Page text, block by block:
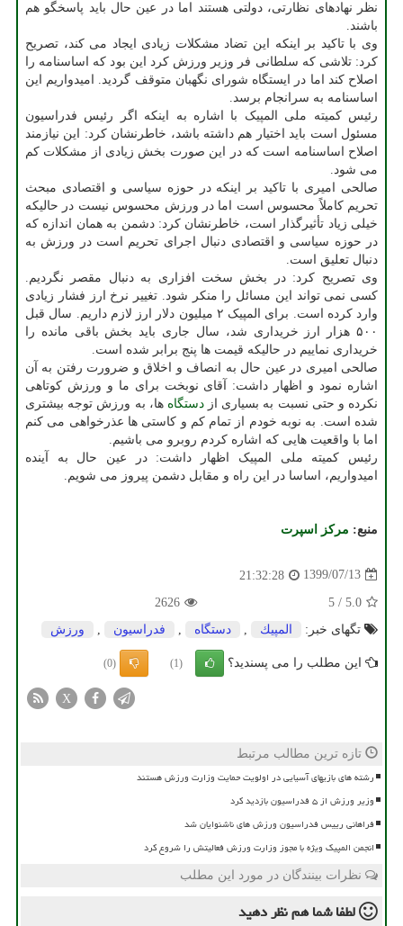
نظر نهادهای نظارتی، دولتی هستند اما در عین حال باید پاسخگو هم
باشند.
وی با تاکید بر اینکه این تضاد مشکلات زیادی ایجاد می کند، تصریح
کرد: تلاشی که سلطانی فر وزیر ورزش کرد این بود که اساسنامه را
اصلاح کند اما در ایستگاه شورای نگهبان متوقف گردید. امیدواریم این
اساسنامه به سرانجام برسد.
رئیس کمیته ملی المپیک با اشاره به اینکه اگر رئیس فدراسیون
مسئول است باید اختیار هم داشته باشد، خاطرنشان کرد: این نیازمند
اصلاح اساسنامه است که در این صورت بخش زیادی از مشکلات کم
می شود.
صالحی امیری با تاکید بر اینکه در حوزه سیاسی و اقتصادی مبحث
تحریم کاملاً محسوس است اما در ورزش محسوس نیست در حالیکه
خیلی زیاد تأثیرگذار است، خاطرنشان کرد: دشمن به همان اندازه که
در حوزه سیاسی و اقتصادی دنبال اجرای تحریم است در ورزش به
دنبال تعلیق است.
وی تصریح کرد: در بخش سخت افزاری به دنبال مقصر نگردیم.
کسی نمی تواند این مسائل را منکر شود. تغییر نرخ ارز فشار زیادی
وارد کرده است. برای المپیک ۲ میلیون دلار ارز لازم داریم. سال قبل
۵۰۰ هزار ارز خریداری شد، سال جاری باید بخش باقی مانده را
خریداری نماییم در حالیکه قیمت ها پنج برابر شده است.
صالحی امیری در عین حال به انصاف و اخلاق و ضرورت رفتن به آن
اشاره نمود و اظهار داشت: آقای نوبخت برای ما و ورزش کوتاهی
نکرده و حتی نسبت به بسیاری ازدستگاه ها، به ورزش توجه بیشتری
شده است. به نوبه خودم از تمام کم و کاستی ها عذرخواهی می کنم
اما با واقعیت هایی که اشاره کردم روبرو می باشیم.
رئیس کمیته ملی المپیک اظهار داشت: در عین حال به آینده
امیدواریم، اساسا در این راه و مقابل دشمن پیروز می شویم.
منبع: مركز اسپرت
1399/07/13
21:32:28
5.0
/
5
2626
تگهای خبر:
المپیك دستگاه فدراسیون ورزش
این مطلب را می پسندید؟ (1)
(0)
X
تازه ترین مطالب مرتبط
رشته های بازیهای آسیایی در اولویت حمایت وزارت ورزش هستند
وزیر ورزش از ۵ فدراسیون بازدید کرد
فراهانی رییس فدراسیون ورزش های ناشنوایان شد
انجمن المپیک ویژه با مجوز وزارت ورزش فعالیتش را شروع کرد
نظرات بینندگان در مورد این مطلب
لطفا شما همنظر دهید